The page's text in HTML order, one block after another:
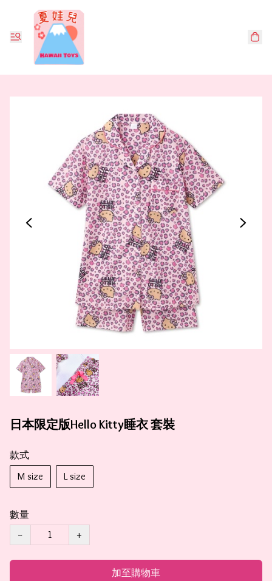
日本限定版Hello Kitty睡衣 套裝
款式
M size
L size
數量
−
+
加至購物車